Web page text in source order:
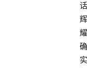
话
辉
耀
确
实